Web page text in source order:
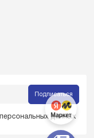
Подписаться
персональных данных